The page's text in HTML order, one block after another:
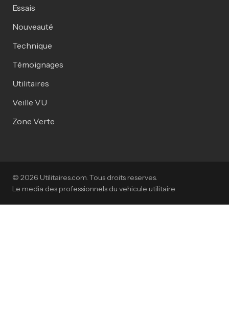
Essais
Nouveauté
Technique
Témoignages
Utilitaires
Veille VU
Zone Verte
© 2026 Utilitaires.com. Tous droits reserves.
Le media des professionnels du vehicule utilitaire